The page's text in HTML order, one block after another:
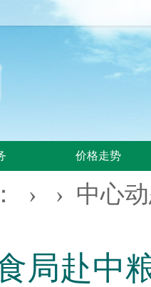
价格走势
› › 中心
局赴中